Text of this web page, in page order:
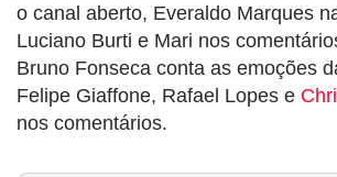
o canal aberto, Everaldo Marques
Luciano Burti e Mari nos
Bruno Fonseca conta as emoções
Felipe Giaffone, Rafael Lopes e
nos comentários.